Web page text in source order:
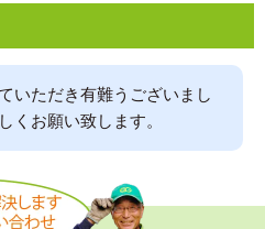
いただき有難うございまし
くお願い致します。